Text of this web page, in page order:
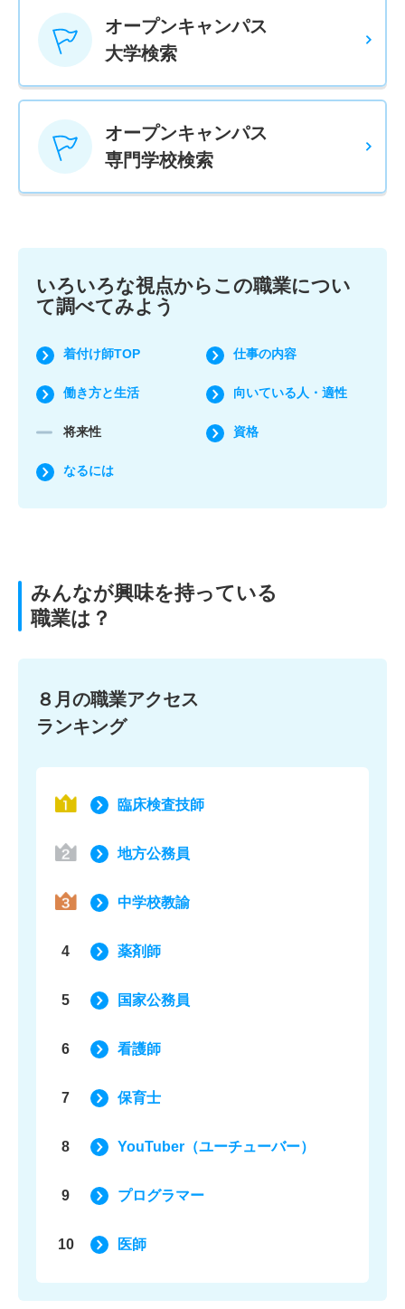
オープンキャンパス
大学検索
オープンキャンパス
専門学校検索
いろいろな視点からこの職業につい
て調べてみよう
着付け師TOP 仕事の内容
働き方と生活 向いている人・適性
将来性 資格
なるには
みんなが興味を持っている
職業は？
８月の職業アクセス
ランキング
臨床検査技師
地方公務員
中学校教諭
4 薬剤師
5 国家公務員
6 看護師
7 保育士
8 YouTuber（ユーチューバー）
9 プログラマー
10 医師